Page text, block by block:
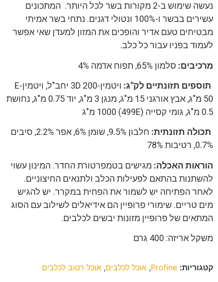
נעשה שימוש ב-2 מקורות בשר לכל היותר. המתכונים
עשירים בבשר ו-100% ונטולי דגנים. נתחי בשר אמיתי
מבטיחים טעם אדיר והופכים את המזון למעדן שאי אפשר
לעמוד בפניו עבור כל כלב.
מרכיבים: סלמון 65%, תפוח אדמה 4%
תוספים תזונתיים לק"ג:
ויטמין-3D 200 יחב"ל, ויטמין-E
50 מ"ג, אבץ אורגני 15 מ"ג, מנגן 3 מ"ג, יוד 0.75 מ"ג, נחושת
0.5 מ"ג, גומי קסייה (499E) 1000 מ"ג
תכולה תזונתית:
חלבון 9.5%, שומן 6%, אפר 2.2%, סיבים
0.7%, רטיבות 78%
הוראות האכלה: מגישים בטמפרטורת החדר. המינון עשוי
להשתנות בהתאם לפעילות הכלב ולתנאים החיצוניים.
לאחר הפתיחה יש לשמור את הפחית במקרר. יש להגיש
מים טריים. שימורי פרופיין הם אידיאלים לשילוב עם הסוג
המתאים של פרופיין מזונות יבשים לכלבים.
משקל אריזה: 400 גרם
קטגוריות: Profine
, אוכל לכלבים, אוכל רטוב לכלבים